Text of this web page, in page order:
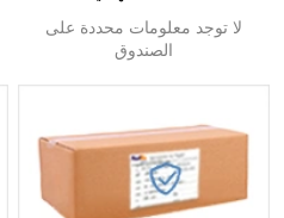
لا توجد معلومات محددة على
الصندوق